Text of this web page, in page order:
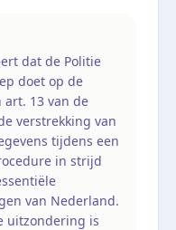
dat de Politie
doet op de
13 van de
verstrekking van
tijdens een
in strijd
van Nederland.
uitzondering is